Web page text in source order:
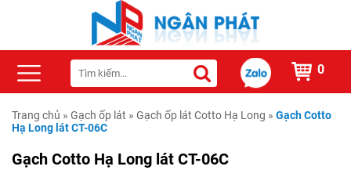
0
Trang chủ » Gạch ốp lát » Gạch ốp lát Cotto Hạ Long » Gạch Cotto
Hạ Long lát CT-06C
Gạch Cotto Hạ Long lát CT-06C